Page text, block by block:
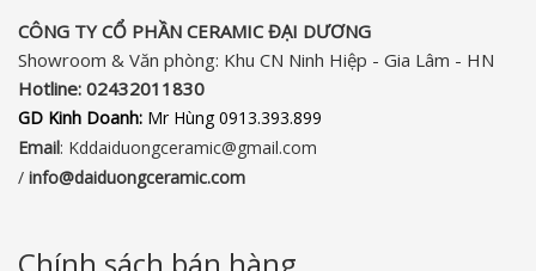
CÔNG TY CỔ PHẦN CERAMIC ĐẠI DƯƠNG​
Showroom & Văn phòng: Khu CN Ninh Hiệp - Gia Lâm - HN
Hotline: 02432011830‬
GD Kinh Doanh: Mr Hùng 0913.393.899
Email: Kddaiduongceramic@gmail.com
/ info@daiduongceramic.com